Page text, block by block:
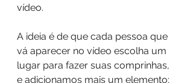
vídeo.
A ideia é de que cada pessoa que
vá aparecer no vídeo escolha um
lugar para fazer suas comprinhas,
e adicionamos mais um elemento: